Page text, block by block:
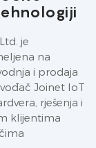
je
na
i prodaja
Joinet IoT
rješenja i
klijentima